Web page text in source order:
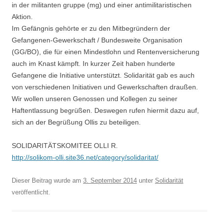
in der militanten gruppe (mg) und einer antimilitaristischen
Aktion.
Im Gefängnis gehörte er zu den Mitbegründern der
Gefangenen-Gewerkschaft / Bundesweite Organisation
(GG/BO), die für einen Mindestlohn und Rentenversicherung
auch im Knast kämpft. In kurzer Zeit haben hunderte
Gefangene die Initiative unterstützt. Solidarität gab es auch
von verschiedenen Initiativen und Gewerkschaften draußen.
Wir wollen unseren Genossen und Kollegen zu seiner
Haftentlassung begrüßen. Deswegen rufen hiermit dazu auf,
sich an der Begrüßung Ollis zu beteiligen.
SOLIDARITÄTSKOMITEE OLLI R.
http://solikom-olli.site36.net/category/solidaritat/
Dieser Beitrag wurde am 3. September 2014 unter Solidarität
veröffentlicht.